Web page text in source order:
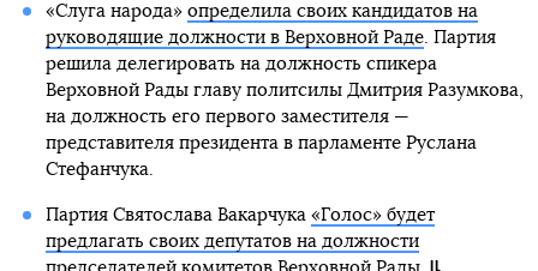
«Слуга народа» определила своих кандидатов на
руководящие должности в Верховной Раде. Партия
решила делегировать на должность спикера
Верховной Рады главу политсилы Дмитрия Разумкова,
на должность его первого заместителя —
представителя президента в парламенте Руслана
Стефанчука.
Партия Святослава Вакарчука «Голос» будет
предлагать своих депутатов на должности